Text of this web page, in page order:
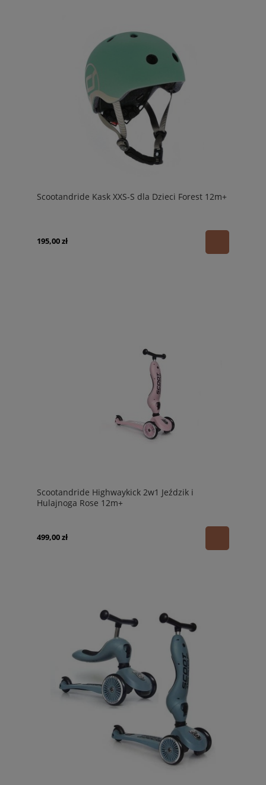
Scootandride Kask XXS-S dla Dzieci Forest 12m+
195,00 zł
Scootandride Highwaykick 2w1 Jeździk i
Hulajnoga Rose 12m+
499,00 zł